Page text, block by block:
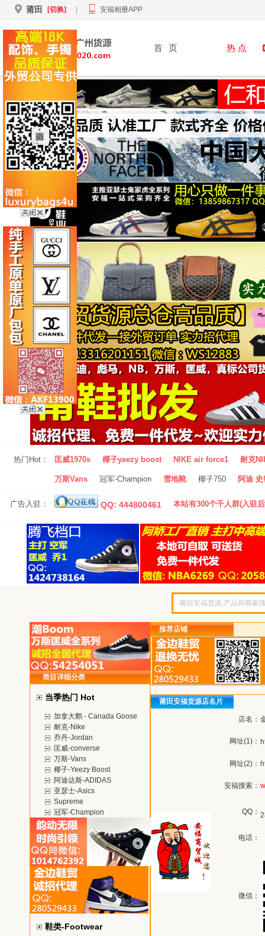
莆田 [切换] 安福相册APP
首 页 热 点
热门Hot： 匡威1970s 椰子yeezy boost NIKE air force1 耐克
万斯Vans 冠军-Champion 雪地靴 椰子750 阿迪
广告入驻： QQ: 444800461 本站有300个千人群(入驻
类目详细分类
当季热门 Hot
加拿大鹅 - Canada Goose
耐克-Nike
乔丹-Jordan
匡威-converse
万斯-Vans
椰子-Yeezy Boost
阿迪达斯-ADIDAS
亚瑟士-Asics
Supreme
冠军-Champion
鞋类-Footwear
推荐店铺
莆田安福货源店名片
店名：
网址(1)：
网址(2)：
安福搜索：
QQ：
电话：
微信：